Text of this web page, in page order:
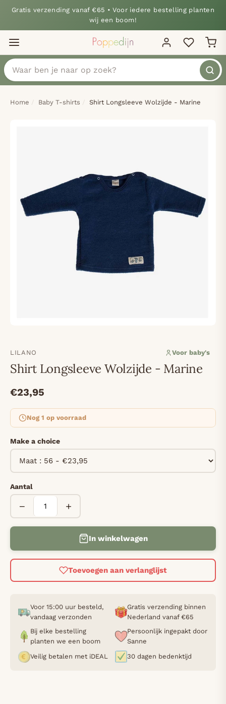
Gratis verzending vanaf €65 • Voor iedere bestelling planten
wij een boom!
Home Baby T-shirts Shirt Longsleeve Wolzijde - Marine
LILANO Voor baby's
Shirt Longsleeve Wolzijde - Marine
€23,95
Nog 1 op voorraad
Make a choice
Aantal
− +
In winkelwagen
Toevoegen aan verlanglijst
Voor 15:00 uur besteld,
vandaag verzonden
Gratis verzending binnen
Nederland vanaf €65
Bij elke bestelling
planten we een boom
Persoonlijk ingepakt door
Sanne
Veilig betalen met iDEAL
30 dagen bedenktijd